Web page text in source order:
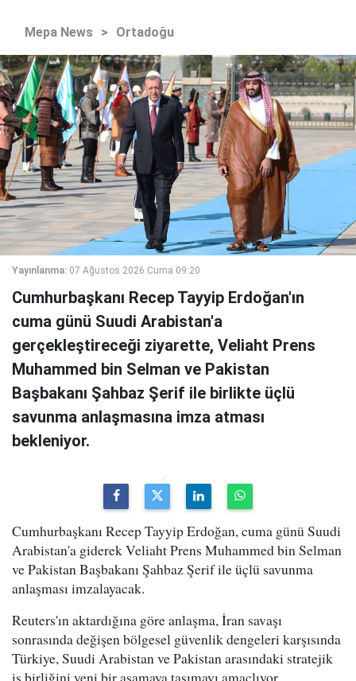
Mepa News > Ortadoğu
Yayınlanma: 07 Ağustos 2026 Cuma 09:20
Cumhurbaşkanı Recep Tayyip Erdoğan'ın
cuma günü Suudi Arabistan'a
gerçekleştireceği ziyarette, Veliaht Prens
Muhammed bin Selman ve Pakistan
Başbakanı Şahbaz Şerif ile birlikte üçlü
savunma anlaşmasına imza atması
bekleniyor.
Cumhurbaşkanı Recep Tayyip Erdoğan, cuma günü Suudi
Arabistan'a giderek Veliaht Prens Muhammed bin Selman
ve Pakistan Başbakanı Şahbaz Şerif ile üçlü savunma
anlaşması imzalayacak.
Reuters'ın aktardığına göre anlaşma, İran savaşı
sonrasında değişen bölgesel güvenlik dengeleri karşısında
Türkiye, Suudi Arabistan ve Pakistan arasındaki stratejik
iş birliğini yeni bir aşamaya taşımayı amaçlıyor.